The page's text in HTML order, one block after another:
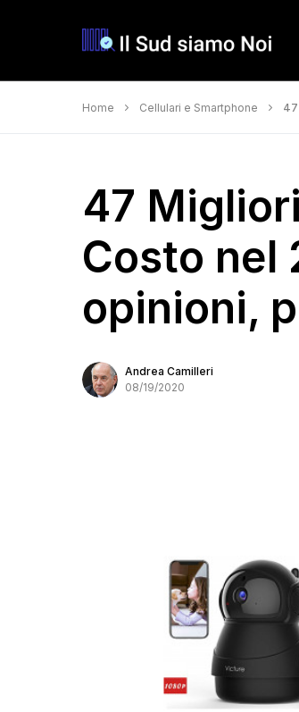
Home Cellulari e Smartphone
47
Costo nel
opinioni,
Andrea Camilleri
08/19/2020